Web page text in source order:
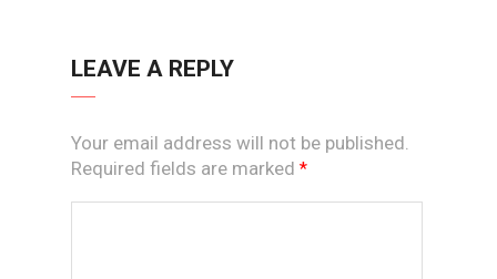
LEAVE A REPLY
Your email address will not be published.
Required fields are marked *